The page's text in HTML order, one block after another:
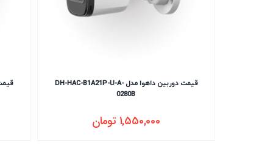
قیمت دوربین داهوا مدل DH-HAC-B1A21P-U-A-
0280B
1,550,000تومان